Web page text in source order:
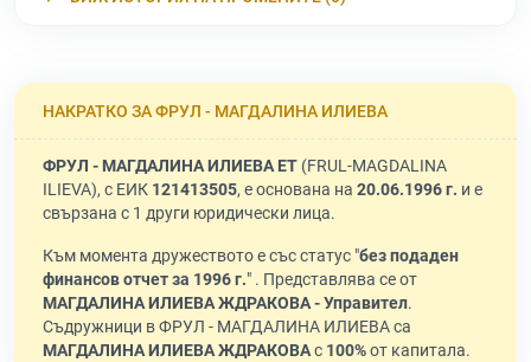
НАКРАТКО ЗА ФРУЛ - МАГДАЛИНА ИЛИЕВА
ФРУЛ - МАГДАЛИНА ИЛИЕВА ЕТ (FRUL-MAGDALINA
ILIEVA), с ЕИК 121413505, е основана на 20.06.1996 г. и е
свързана с 1 други юридически лица.
Към момента дружеството е със статус "без подаден
финансов отчет за 1996 г." . Представлява се от
МАГДАЛИНА ИЛИЕВА ЖДРАКОВА - Управител.
Съдружници в ФРУЛ - МАГДАЛИНА ИЛИЕВА са
МАГДАЛИНА ИЛИЕВА ЖДРАКОВАс 100%от капитала.